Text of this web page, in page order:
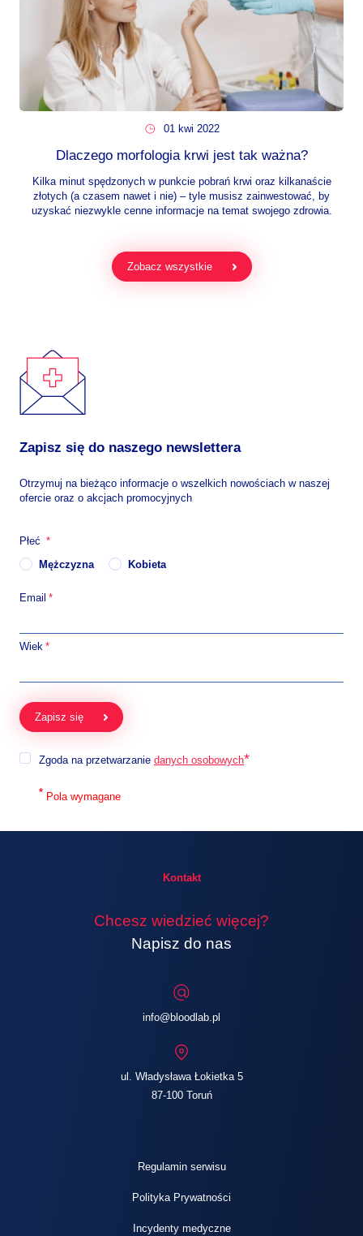
01 kwi 2022
Dlaczego morfologia krwi jest tak ważna?
Kilka minut spędzonych w punkcie pobrań krwi oraz kilkanaście
złotych (a czasem nawet i nie) – tyle musisz zainwestować, by
uzyskać niezwykle cenne informacje na temat swojego zdrowia.
Zobacz wszystkie
Zapisz się do naszego newslettera
Otrzymuj na bieżąco informacje o wszelkich nowościach w naszej
ofercie oraz o akcjach promocyjnych
Płeć
Mężczyzna
Kobieta
Email
Wiek
Zapisz się
Zgoda na przetwarzanie danych osobowych
* Pola wymagane
Kontakt
Chcesz wiedzieć więcej?
Napisz do nas
info@bloodlab.pl
ul. Władysława Łokietka 5
87-100 Toruń
Regulamin serwisu
Polityka Prywatności
Incydenty medyczne